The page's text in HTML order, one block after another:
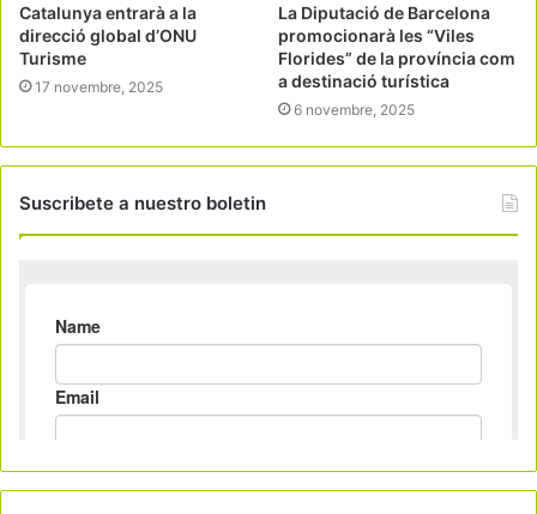
Catalunya entrarà a la
direcció global d’ONU
Turisme
17 novembre, 2025
La Diputació de Barcelona
promocionarà les “Viles
Florides” de la província com
a destinació turística
6 novembre, 2025
Suscribete a nuestro boletin